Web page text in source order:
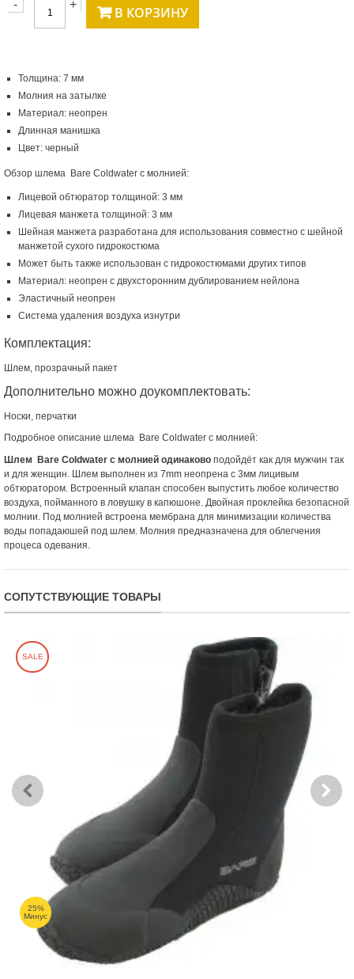
- + В КОРЗИНУ
Толщина: 7 мм
Молния на затылке
Материал: неопрен
Длинная манишка
Цвет: черный
Обзор шлема Bare Coldwater с молнией:
Лицевой обтюратор толщиной: 3 мм
Лицевая манжета толщиной: 3 мм
Шейная манжета разработана для использования совместно с шейной
манжетой сухого гидрокостюма
Может быть также использован с гидрокостюмами других типов
Материал: неопрен с двухсторонним дублированием нейлона
Эластичный неопрен
Система удаления воздуха изнутри
Комплектация:
Шлем, прозрачный пакет
Дополнительно можно доукомплектовать:
Носки, перчатки
Подробное описание шлема Bare Coldwater с молнией:
Шлем Bare Coldwater с молнией одинаково подойдёт как для мужчин так
и для женщин. Шлем выполнен из 7mm неопрена с 3мм лицивым
обтюратором. Встроенный клапан способен выпустить любое количество
воздуха, пойманного в ловушку в капюшоне. Двойная проклейка безопасной
молнии. Под молнией встроена мембрана для минимизации количества
воды попадаюшей под шлем. Молния предназначена для облегчения
процеса одевания.
СОПУТСТВУЮЩИЕ ТОВАРЫ
SALE
25%
Минус